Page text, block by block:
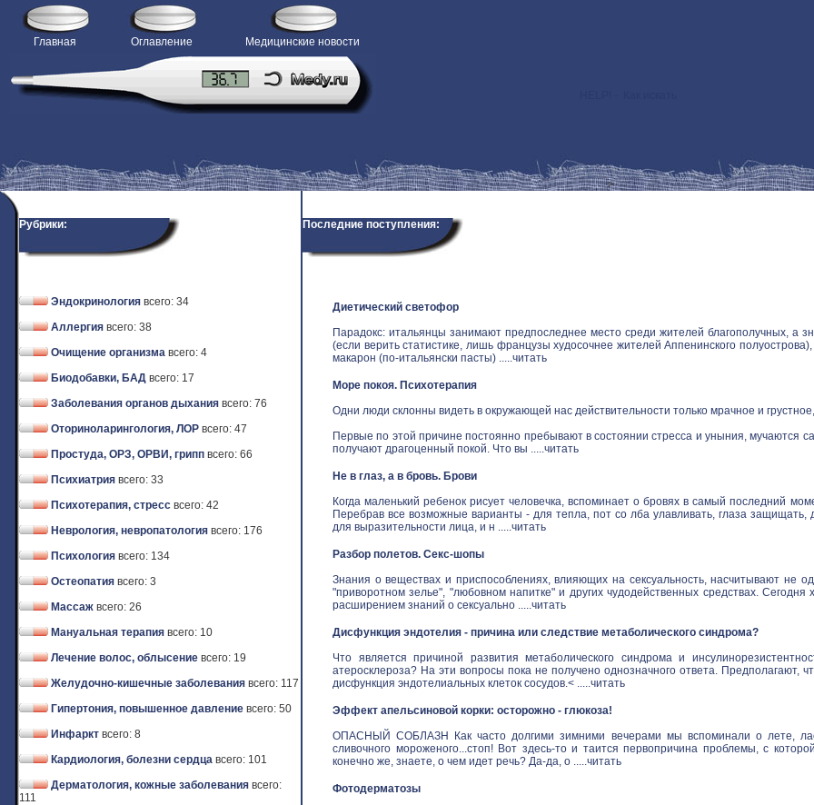
Главная Оглавление Медицинские новости
>
Рубрики:
Эндокринология всего: 34
Аллергия всего: 38
Очищение организма всего: 4
Биодобавки, БАД всего: 17
Заболевания органов дыхания всего: 76
Оториноларингология, ЛОР всего: 47
Простуда, ОРЗ, ОРВИ, грипп всего: 66
Психиатрия всего: 33
Психотерапия, стресс всего: 42
Неврология, невропатология всего: 176
Психология всего: 134
Остеопатия всего: 3
Массаж всего: 26
Мануальная терапия всего: 10
Лечение волос, облысение всего: 19
Желудочно-кишечные заболевания всего: 117
Гипертония, повышенное давление всего: 50
Инфаркт всего: 8
Кардиология, болезни сердца всего: 101
Дерматология, кожные заболевания всего:
111
Последние поступления:
Диетический светофор
Парадокс: итальянцы занимают предпоследнее место среди жителей благополучных, а
(если верить статистике, лишь французы худосочнее жителей Аппенинского
макарон (по-итальянски пасты) .....читать
Море покоя. Психотерапия
Одни люди склонны видеть в окружающей нас действительности только мрачное и
Первые по этой причине постоянно пребывают в состоянии стресса и уныния, мучаются
получают драгоценный покой. Что вы .....читать
Не в глаз, а в бровь. Брови
Когда маленький ребенок рисует человечка, вспоминает о бровях в самый последний
Перебрав все возможные варианты - для тепла, пот со лба улавливать, глаза
для выразительности лица, и н .....читать
Разбор полетов. Секс-шопы
Знания о веществах и приспособлениях, влияющих на сексуальность, насчитывают не
"приворотном зелье", "любовном напитке" и других чудодейственных средствах.
расширением знаний о сексуально .....читать
Дисфункция эндотелия - причина или следствие метаболического синдрома?
Что является причиной развития метаболического синдрома и
атеросклероза? На эти вопросы пока не получено однозначного ответа.
дисфункция эндотелиальных клеток сосудов.< .....читать
Эффект апельсиновой корки: осторожно - глюкоза!
ОПАСНЫЙ СОБЛАЗН Как часто долгими зимними вечерами мы вспоминали о лете,
сливочного мороженого...стоп! Вот здесь-то и таится первопричина проблемы, с
конечно же, знаете, о чем идет речь? Да-да, о .....читать
Фотодерматозы